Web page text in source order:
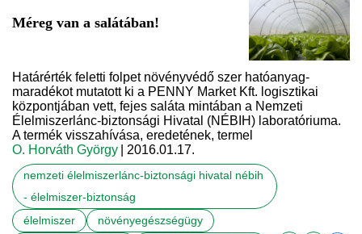
Méreg van a salátában!
Határérték feletti folpet növényvédő szer hatóanyag-
maradékot mutatott ki a PENNY Market Kft. logisztikai
központjában vett, fejes saláta mintában a Nemzeti
Élelmiszerlánc-biztonsági Hivatal (NÉBIH) laboratóriuma.
A termék visszahívása, eredetének, termel
O. Horváth György
| 2016.01.17.
nemzeti élelmiszerlánc-biztonsági hivatal nébih
- élelmiszer-biztonság
élelmiszer
növényegészségügy